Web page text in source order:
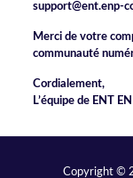
support@ent.enp-
Merci de votre
communauté
Cordialement,
L’équipe de ENT
Copyright ©